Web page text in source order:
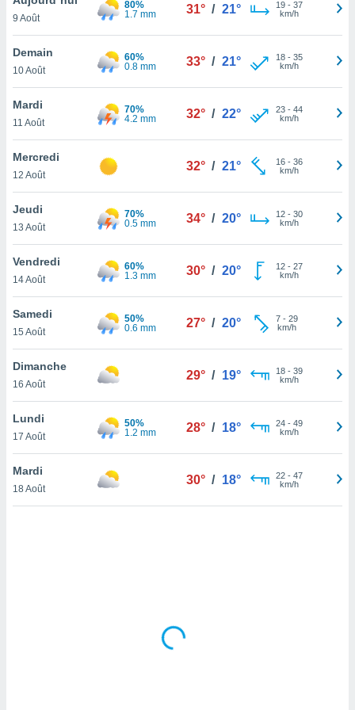
et
»,
au
vous
qu'ils
ou
le
ainsi
un
la
du
en
de
9 Août
80%
1.7 mm
31° / 21° 19- 37
km/h
Demain
10 Août
60%
0.8 mm
33° / 21° 18- 35
km/h
Mardi
11 Août
70%
4.2 mm
32° / 22° 23- 44
km/h
Mercredi
12 Août
32° / 21° 16- 36
km/h
Jeudi
13 Août
70%
0.5 mm
34° / 20° 12- 30
km/h
Vendredi
14 Août
60%
1.3 mm
30° / 20° 12- 27
km/h
Samedi
15 Août
50%
0.6 mm
27° / 20° 7- 29
km/h
Dimanche
16 Août
29° / 19° 18- 39
km/h
Lundi
17 Août
50%
1.2 mm
28° / 18° 24- 49
km/h
Mardi
18 Août
30° / 18° 22- 47
km/h